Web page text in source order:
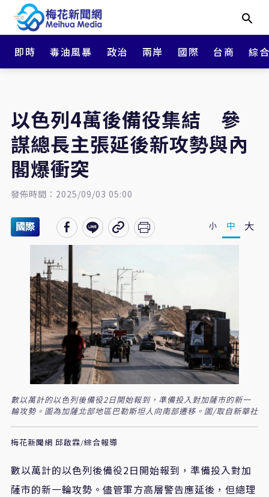
即時 毒油風暴 政治 兩岸 國際 台商 綜
以色列4萬後備役集結 參
謀總長主張延後新攻勢與內
閣爆衝突
發佈時間：2025/09/03 05:00
國際 小 中 大
數以萬計的以色列後備役2日開始報到，準備投入對加薩市的新一
輪攻勢。圖為加薩北部地區巴勒斯坦人向南部遷移。圖/取自新華社
梅花新聞網 邱啟霖/綜合報導
數以萬計的以色列後備役2日開始報到，準備投入對加
薩市的新一輪攻勢。儘管軍方高層警告應延後，但總理